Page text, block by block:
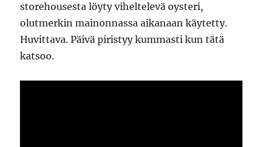
storehousesta löyty viheltelevä oysteri,
olutmerkin mainonnassa aikanaan käytetty.
Huvittava. Päivä piristyy kummasti kun tätä
katsoo.